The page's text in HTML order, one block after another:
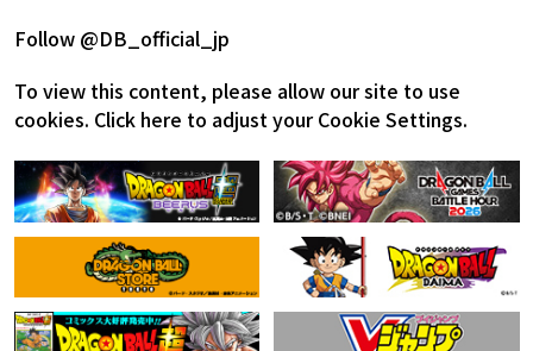
Follow @DB_official_jp
To view this content, please allow our site to use
cookies. Click here to adjust your Cookie Settings.